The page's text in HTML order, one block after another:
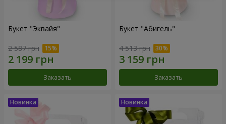
Букет "Эквайя"
2 587 грн
Заказать
Букет "Абигель"
4 513 грн
Заказать